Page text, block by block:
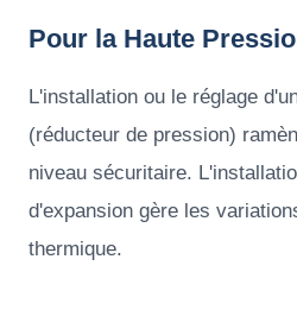
Pour la Haute
L'installation ou le réglage
(réducteur de pression)
niveau sécuritaire.
d'expansion gère les
thermique.